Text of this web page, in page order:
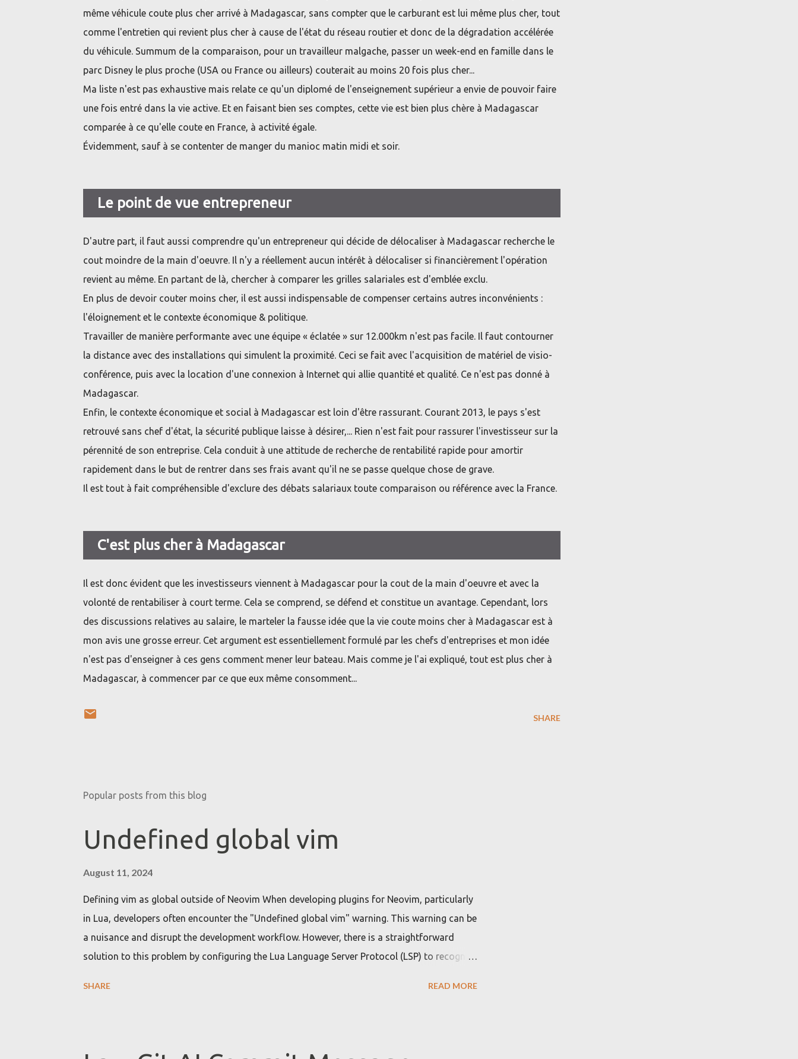
même véhicule coute plus cher arrivé à Madagascar, sans compter que le carburant est lui même plus cher, tout
comme l'entretien qui revient plus cher à cause de l'état du réseau routier et donc de la dégradation accélérée
du véhicule. Summum de la comparaison, pour un travailleur malgache, passer un week-end en famille dans le
parc Disney le plus proche (USA ou France ou ailleurs) couterait au moins 20 fois plus cher...
Ma liste n'est pas exhaustive mais relate ce qu'un diplomé de l'enseignement supérieur a envie de pouvoir faire
une fois entré dans la vie active. Et en faisant bien ses comptes, cette vie est bien plus chère à Madagascar
comparée à ce qu'elle coute en France, à activité égale.
Évidemment, sauf à se contenter de manger du manioc matin midi et soir.
Le point de vue entrepreneur
D'autre part, il faut aussi comprendre qu'un entrepreneur qui décide de délocaliser à Madagascar recherche le
cout moindre de la main d'oeuvre. Il n'y a réellement aucun intérêt à délocaliser si financièrement l'opération
revient au même. En partant de là, chercher à comparer les grilles salariales est d'emblée exclu.
En plus de devoir couter moins cher, il est aussi indispensable de compenser certains autres inconvénients :
l'éloignement et le contexte économique & politique.
Travailler de manière performante avec une équipe « éclatée » sur 12.000km n'est pas facile. Il faut contourner
la distance avec des installations qui simulent la proximité. Ceci se fait avec l'acquisition de matériel de visio-
conférence, puis avec la location d'une connexion à Internet qui allie quantité et qualité. Ce n'est pas donné à
Madagascar.
Enfin, le contexte économique et social à Madagascar est loin d'être rassurant. Courant 2013, le pays s'est
retrouvé sans chef d'état, la sécurité publique laisse à désirer,... Rien n'est fait pour rassurer l'investisseur sur la
pérennité de son entreprise. Cela conduit à une attitude de recherche de rentabilité rapide pour amortir
rapidement dans le but de rentrer dans ses frais avant qu'il ne se passe quelque chose de grave.
Il est tout à fait compréhensible d'exclure des débats salariaux toute comparaison ou référence avec la France.
C'est plus cher à Madagascar
Il est donc évident que les investisseurs viennent à Madagascar pour la cout de la main d'oeuvre et avec la
volonté de rentabiliser à court terme. Cela se comprend, se défend et constitue un avantage. Cependant, lors
des discussions relatives au salaire, le marteler la fausse idée que la vie coute moins cher à Madagascar est à
mon avis une grosse erreur. Cet argument est essentiellement formulé par les chefs d'entreprises et mon idée
n'est pas d'enseigner à ces gens comment mener leur bateau. Mais comme je l'ai expliqué, tout est plus cher à
Madagascar, à commencer par ce que eux même consomment...
SHARE
Popular posts from this blog
Undefined global vim
August 11, 2024
Defining vim as global outside of Neovim When developing plugins for Neovim, particularly
in Lua, developers often encounter the "Undefined global vim" warning. This warning can be
a nuisance and disrupt the development workflow. However, there is a straightforward
solution to this problem by configuring the Lua Language Server Protocol (LSP) to recognize
development environment with unnecessary alerts, potentially hiding other important
SHARE READ MORE